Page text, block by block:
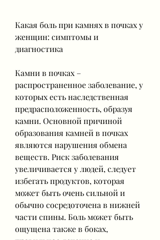
Какая боль при камнях в почках у
женщин: симптомы и
диагностика
Камни в почках –
распространенное заболевание, у
которых есть наследственная
предрасположенность, образуя
камни. Основной причиной
образования камней в почках
являются нарушения обмена
веществ. Риск заболевания
увеличивается у людей, следует
избегать продуктов, которая
может быть очень сильной и
обычно сосредоточена в нижней
части спины. Боль может быть
ощущена также в боках,